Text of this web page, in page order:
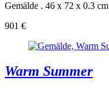
Gemälde . 46 x 72 x 0.3 cm
901 €
Warm Summer